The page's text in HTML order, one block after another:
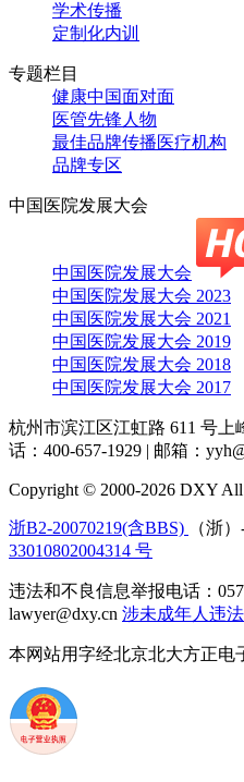
学术传播
定制化内训
专题栏目
健康中国面对面
医管先锋人物
最佳品牌传播医疗机构
品牌专区
中国医院发展大会
中国医院发展大会
中国医院发展大会 2023
中国医院发展大会 2021
中国医院发展大会 2019
中国医院发展大会 2018
中国医院发展大会 2017
杭州市滨江区江虹路 611 号上
话：400-657-1929 | 邮箱：
Copyright © 2000-2026 DXY All
浙B2-20070219(含BBS) （浙
33010802004314 号
违法和不良信息举报电话：
lawyer@dxy.cn 涉未成年人违
本网站用字经北京北大方正电